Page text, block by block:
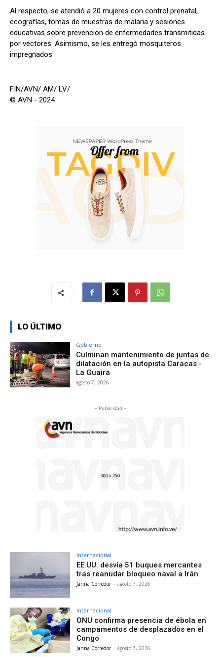
Al respecto, se atendió a 20 mujeres con control prenatal,
ecografías, tomas de muestras de malaria y sesiones
educativas sobre prevención de enfermedades transmitidas
por vectores. Asimismo, se les entregó mosquiteros
impregnados.
FIN/AVN/ AM/ LV/
© AVN - 2024
LO ÚLTIMO
Gobierno
Culminan mantenimiento de juntas de
dilatación en la autopista Caracas -
La Guaira
agosto 7, 2026
- Publicidad -
Internacional
EE.UU. desvía 51 buques mercantes
tras reanudar bloqueo naval a Irán
Janna Corredor - agosto 7, 2026
Internacional
ONU confirma presencia de ébola en
campamentos de desplazados en el
Congo
Janna Corredor - agosto 7, 2026